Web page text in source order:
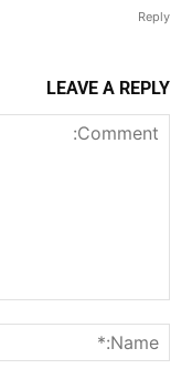
Reply
LEAVE A REPLY